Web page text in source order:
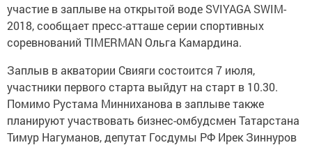
участие в заплыве на открытой воде SVIYAGA SWIM-
2018, сообщает пресс-атташе серии спортивных
соревнований TIMERMAN Ольга Камардина.
Заплыв в акватории Свияги состоится 7 июля,
участники первого старта выйдут на старт в 10.30.
Помимо Рустама Минниханова в заплыве также
планируют участвовать бизнес-омбудсмен Татарстана
Тимур Нагуманов, депутат Госдумы РФ Ирек Зиннуров